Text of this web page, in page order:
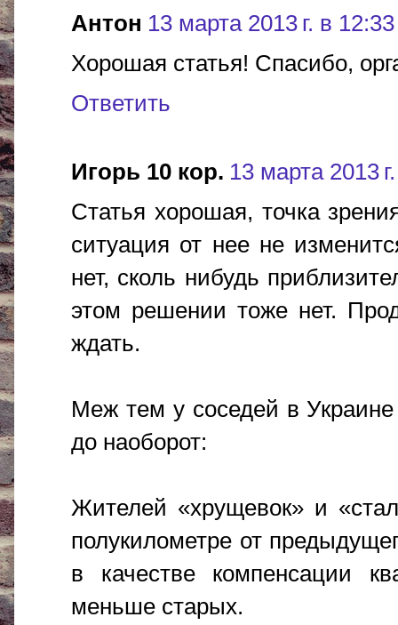
Антон 13 марта 2013 г. в 12:33
Хорошая статья! Спасибо,
Ответить
Игорь 10 кор. 13 марта 2013
Статья хорошая, точка
ситуация от нее не
нет, сколь нибудь
этом решении тоже нет.
ждать.
Меж тем у соседей в Украине
до наоборот:
Жителей «хрущевок» и
полукилометре от
в качестве компенсации
меньше старых.